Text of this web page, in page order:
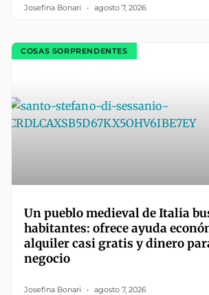
Josefina Bonari agosto 7, 2026
COSAS SORPRENDENTES
Un pueblo medieval de Italia
habitantes: ofrece ayuda
alquiler casi gratis y dinero
negocio
Josefina Bonari agosto 7, 2026